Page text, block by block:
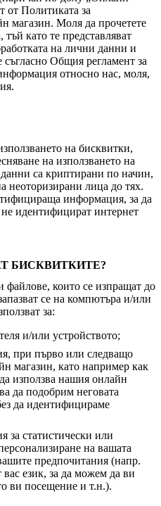
от Политиката за
магазин. Моля да прочетете
като те представляват
на лични данни и
съгласно Общия регламент за
относно нас, моля,
на бисквитки,
на използването на
са криптирани по начин,
неоторизирани лица до тях.
информация, за да
идентифицират интернет
БИСКВИТКИТЕ?
файлове, които се изпращат до
се на компютъра и/или
за:
и/или устройството;
при първо или следващо
магазин, като например как
използва нашия онлайн
да подобрим неговата
да идентифицираме
за статистически или
на вашата
предпочитания (напр.
език, за да можем да ви
ви посещение и т.н.).